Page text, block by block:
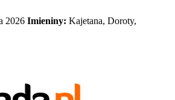
2026 Imieniny: Kajetana, Doroty,